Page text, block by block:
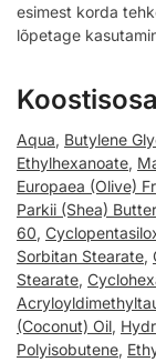
esimest korda
lõpetage
Aqua, Butylene
Ethylhexanoate,
Europaea (Olive)
Parkii (Shea) Butter
60,
Sorbitan Stearate,
Stearate,
(Coconut) Oil,
Polyisobutene,